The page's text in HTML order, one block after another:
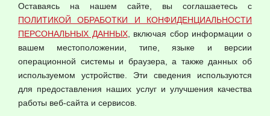
© 2026 ООО "Феникс"
Согласием на обработку персональных данных
Оферта оптовой купли-продажи
Публичная оферта
Оставаясь на нашем сайте, вы соглашаетесь с
ПОЛИТИКОЙ ОБРАБОТКИ И КОНФИДЕНЦИАЛЬНОСТИ
ПЕРСОНАЛЬНЫХ ДАННЫХ, включая сбор информации о
вашем местоположении, типе, языке и версии
операционной системы и браузера, а также данных об
используемом устройстве. Эти сведения используются
для предоставления наших услуг и улучшения качества
работы веб-сайта и сервисов.